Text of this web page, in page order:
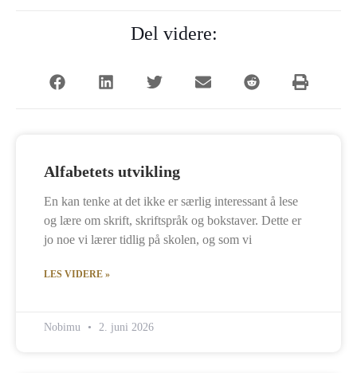
Del videre:
Alfabetets utvikling
En kan tenke at det ikke er særlig interessant å lese
og lære om skrift, skriftspråk og bokstaver. Dette er
jo noe vi lærer tidlig på skolen, og som vi
LES VIDERE »
Nobimu 2. juni 2026